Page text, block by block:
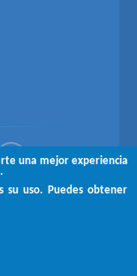
una mejor experiencia
su uso. Puedes obtener